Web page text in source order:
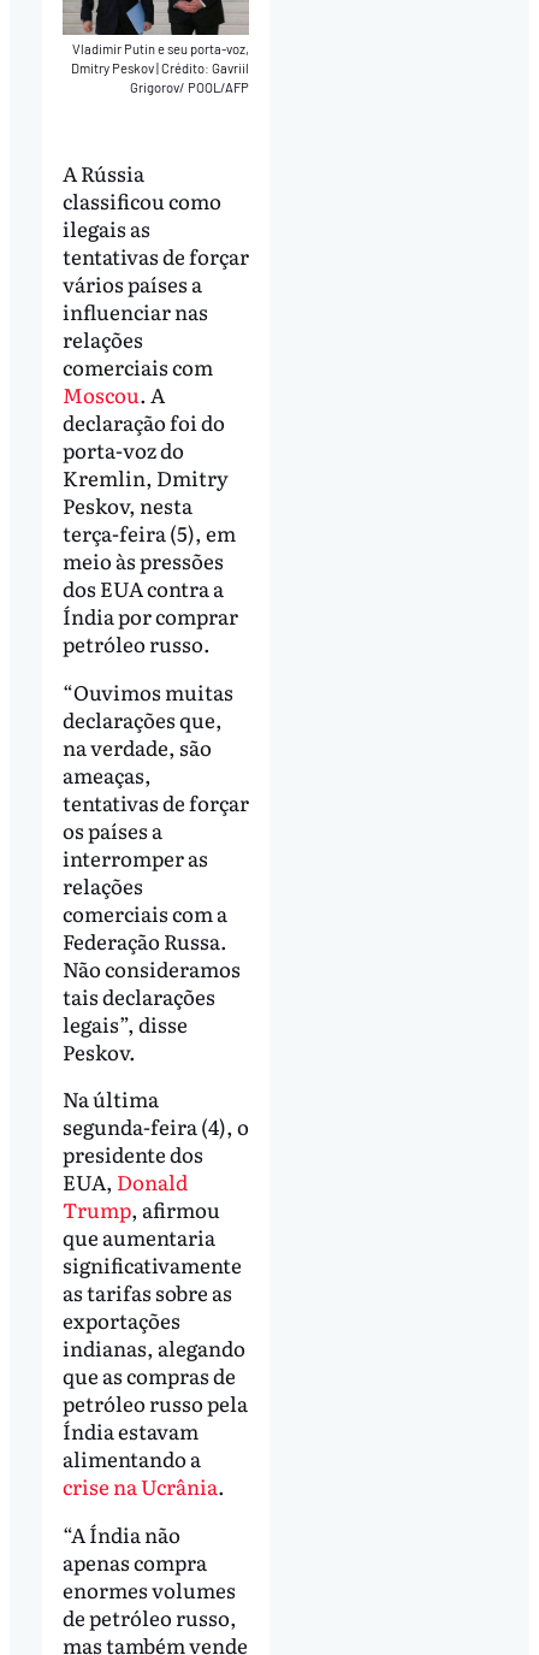
Vladimir Putin e seu porta-voz,
Dmitry Peskov Crédito: Gavriil
Grigorov/ POOL/AFP
A Rússia
classificou como
ilegais as
tentativas de forçar
vários países a
influenciar nas
relações
comerciais com
Moscou. A
declaração foi do
porta-voz do
Kremlin, Dmitry
Peskov, nesta
terça-feira (5), em
meio às pressões
dos EUA contra a
Índia por comprar
petróleo russo.
“Ouvimos muitas
declarações que,
na verdade, são
ameaças,
tentativas de forçar
os países a
interromper as
relações
comerciais com a
Federação Russa.
Não consideramos
tais declarações
legais”, disse
Peskov.
Na última
segunda-feira (4), o
presidente dos
EUA, Donald
Trump, afirmou
que aumentaria
significativamente
as tarifas sobre as
exportações
indianas, alegando
que as compras de
petróleo russo pela
Índia estavam
alimentando a
crise na Ucrânia.
“A Índia não
apenas compra
enormes volumes
de petróleo russo,
mas também vende